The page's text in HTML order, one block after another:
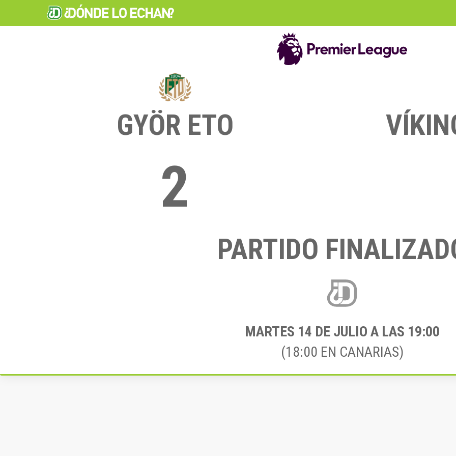
GYÖR ETO
2
PARTIDO
MARTES 14 DE JULIO A LAS 19:00
(18:00 EN CANARIAS)